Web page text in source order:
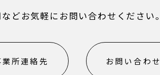
どお気軽にお問い合わせください。
業所連絡先 お問い合わせ